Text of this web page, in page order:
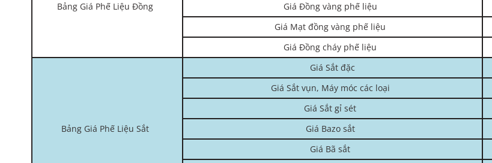
Bảng Giá Phế Liệu Đồng
Giá Đồng vàng phế liệu
Giá Mạt đồng vàng phế liệu
Giá Đồng cháy phế liệu
Bảng Giá Phế Liệu Sắt
Giá Sắt đặc
Giá Sắt vụn, Máy móc các loại
Giá Sắt gỉ sét
Giá Bazo sắt
Giá Bã sắt